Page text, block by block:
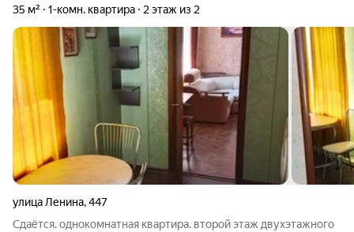
35 м² 1-комн. квартира 2 этаж из 2
улица Ленина,447
Сдаётся. однокомнатная квартира. второй этаж двухэтажного